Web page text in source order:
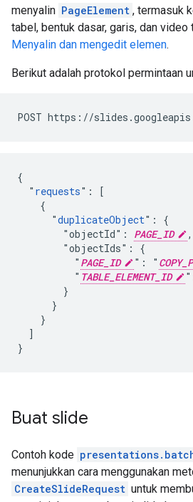
menyalin PageElement , termasuk
tabel, bentuk dasar, garis, dan
Menyalin dan mengedit elemen.
Berikut adalah protokol permintaan
POST https://
{
  "
requests": [
    {
      "
duplicateObject": {
        "objectId":
PAGE_ID
,
        "objectIds": {
          "
PAGE_ID ": "
          "
TABLE_ELEMENT_ID
        }
      }
    }
  ]
}
Buat slide
Contoh kode
menunjukkan cara menggunakan
CreateSlideRequest untuk